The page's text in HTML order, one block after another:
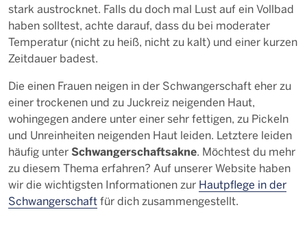
stark austrocknet. Falls du doch mal Lust auf ein Vollbad
haben solltest, achte darauf, dass du bei moderater
Temperatur (nicht zu heiß, nicht zu kalt) und einer kurzen
Zeitdauer badest.
Die einen Frauen neigen in der Schwangerschaft eher zu
einer trockenen und zu Juckreiz neigenden Haut,
wohingegen andere unter einer sehr fettigen, zu Pickeln
und Unreinheiten neigenden Haut leiden. Letztere leiden
häufig unterSchwangerschaftsakne. Möchtest du mehr
zu diesem Thema erfahren? Auf unserer Website haben
wir die wichtigsten Informationen zur Hautpflege in der
Schwangerschaftfür dich zusammengestellt.